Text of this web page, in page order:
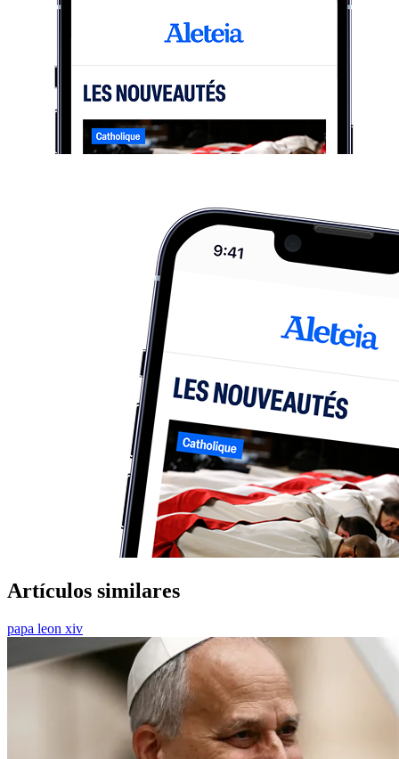
Artículos similares
papa leon xiv